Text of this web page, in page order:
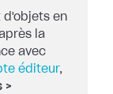
d'objets en
la
avec
éditeur,
>